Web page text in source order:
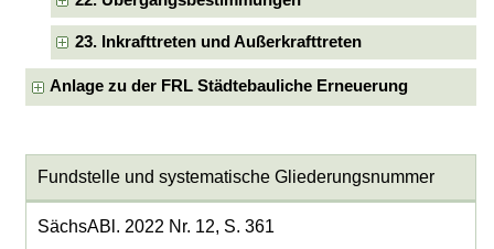
23. Inkrafttreten und Außerkrafttreten
Anlage zu der FRL Städtebauliche Erneuerung
Fundstelle und systematische Gliederungsnummer
SächsABl. 2022 Nr. 12, S. 361